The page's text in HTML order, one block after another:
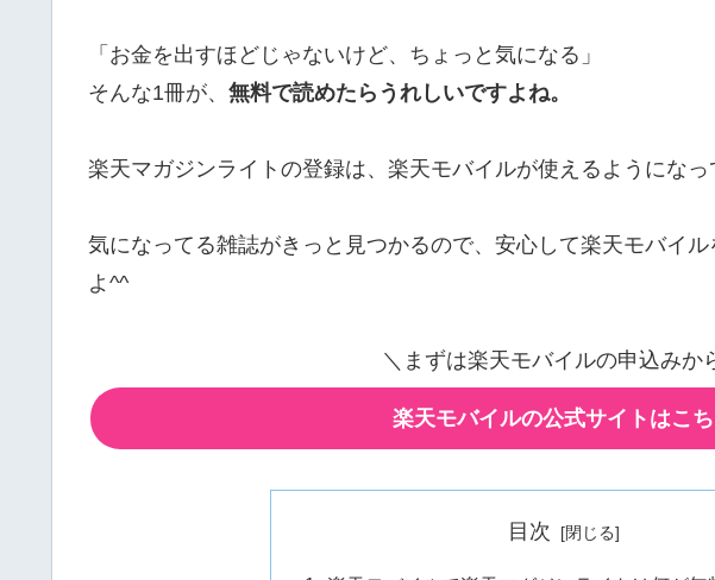
「お金を出すほどじゃないけど、ちょっと気になる」
そんな1冊が、 無料で読めたらうれしいですよね。
楽天マガジンライトの登録は、楽天モバイルが使えるようになっ
気になってる雑誌がきっと見つかるので、安心して楽天モバイ
よ^^
＼まずは楽天モバイルの申込みか
楽天モバイルの公式サイトはこ
目次